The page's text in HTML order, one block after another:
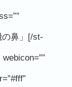
の鼻」[/st-